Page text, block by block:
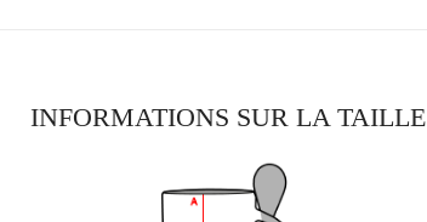
INFORMATIONS SUR LA TAILLE